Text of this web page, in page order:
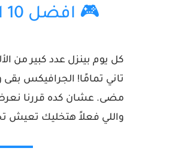
🎮 افضل 10 العاب للأندرويد والايفون أصلية لعام 2026
كل يوم بينزل عدد كبير من
تاني تمامًا! الجرافيكس
مضى. عشان كده قررنا
واللي فعلاً هتخليك تعيش